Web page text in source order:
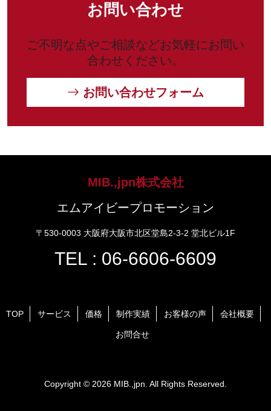
お問い合わせ
ご不明な点やご相談などお気軽にお問い
合わせください。
お問い合わせフォーム
MIB.,jpn株式会社
エムアイビープロモーション
〒530-0003 大阪府大阪市北区堂島2-3-2 堂北ビル1F
TEL : 06-6606-6609
TOP サービス 価格 制作実績 お客様の声 会社概要
お問合せ
Copyright © 2026 MIB.,jpn. All Rights Reserved.